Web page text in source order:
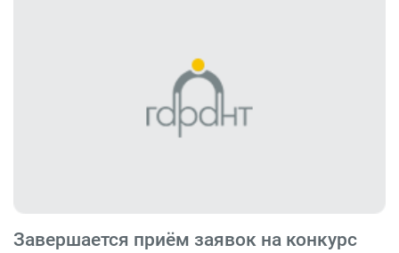
Завершается приём заявок на конкурс